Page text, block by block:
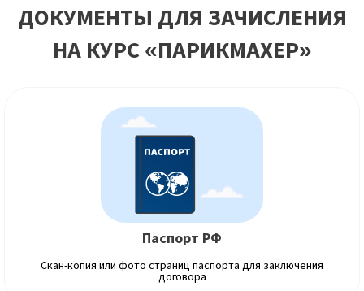
ДОКУМЕНТЫ ДЛЯ ЗАЧИСЛЕНИЯ
НА КУРС «ПАРИКМАХЕР»
Паспорт РФ
Скан-копия или фото страниц паспорта для заключения
договора